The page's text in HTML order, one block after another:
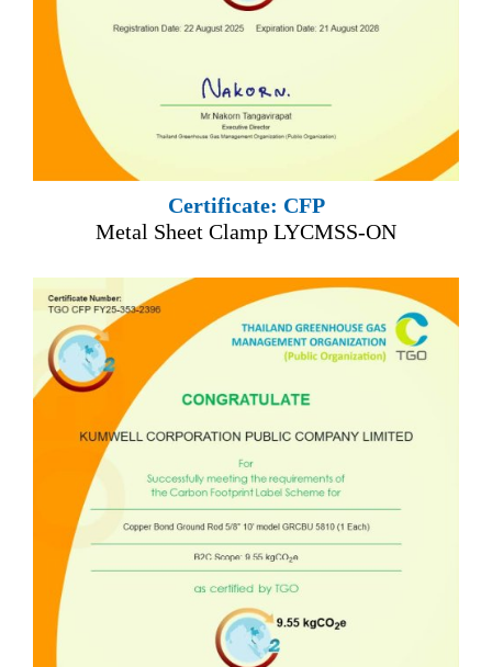
Certificate: CFP
Metal Sheet Clamp LYCMSS-ON